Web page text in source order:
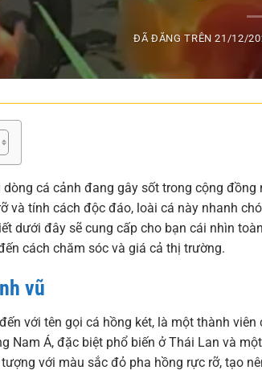
ĐÃ ĐĂNG TRÊN21/12/
cá cảnh đang gây sốt trong cộng
và tính cách độc đáo, loài cá này nhanh
dưới đây sẽ cung cấp cho bạn cái nhìn
cách chăm sóc và giá cả thị trường.
vũ
với tên gọi cá hồng két, là một thành
Nam Á, đặc biệt phổ biến ở Thái Lan và
với màu sắc đỏ pha hồng rực rỡ, tạo